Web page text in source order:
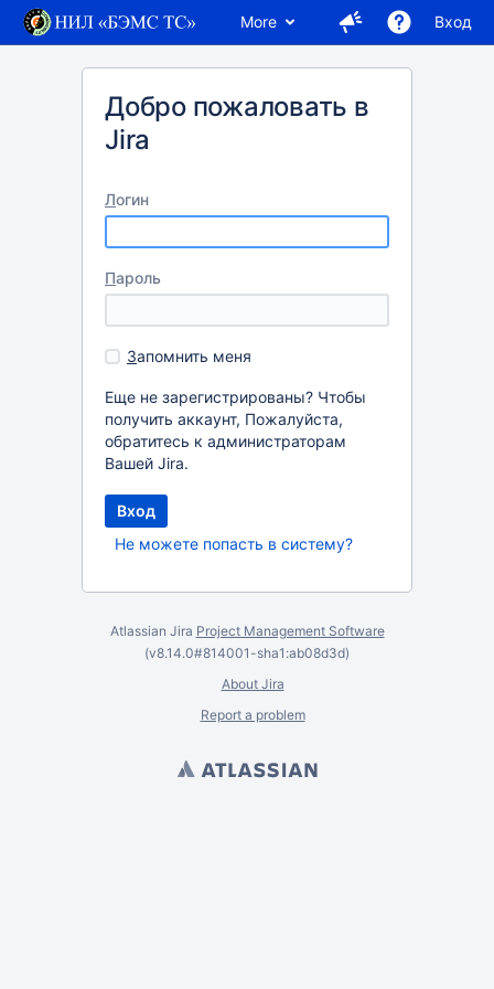
More Вход
Добро пожаловать в
Jira
Логин
Пароль
Запомнить меня
Еще не зарегистрированы? Чтобы
получить аккаунт, Пожалуйста,
обратитесь к администраторам
Вашей Jira.
Не можете попасть в систему?
Atlassian Jira Project Management Software
(v8.14.0#814001-sha1:ab08d3d)
About Jira
Report a problem